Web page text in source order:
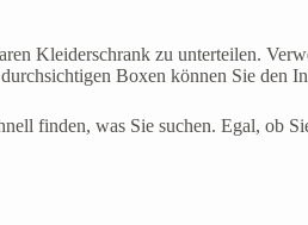
Kleiderschrank zu unterteilen.
Boxen können Sie den
finden, was Sie suchen. Egal, ob